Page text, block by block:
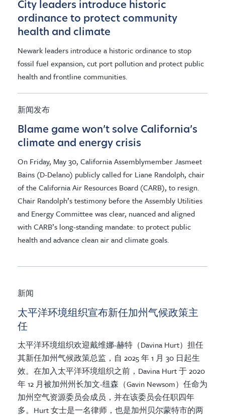
City leaders introduce historic
ordinance to protect community
health and climate
Newark leaders introduce a historic ordinance to stop
fossil fuel expansion, cut port pollution and protect public
health and frontline communities.
新闻发布
Blame game won’t solve California’s
climate and energy crisis
On Friday, May 30, California Assemblymember Jasmeet
Bains (D-Delano) publicly called for Liane Randolph, chair
of the California Air Resources Board (CARB), to resign.
Chair Randolph’s testimony before the Assembly Utilities
and Energy Committee was clear, nuanced and aligned
with CARB’s long-standing mandate: to protect public
health and advance clean air and climate goals.
新闻
太平洋环境组织宣布新任加州气候政策主
任
太平洋环境组织欢迎戴维娜-赫特（Davina Hurt）担任
其新任加州气候政策总监，自 2025 年 1 月 30 日起生
效。在加入太平洋环境组织之前，Davina Hurt 于 2020
年 12 月被加州州长加文-纽森（Gavin Newsom）任命为
加州空气资源委员会成员，并在该委员会任职四年
多。Hurt 女士是一名律师，也是加州贝尔蒙特市的两